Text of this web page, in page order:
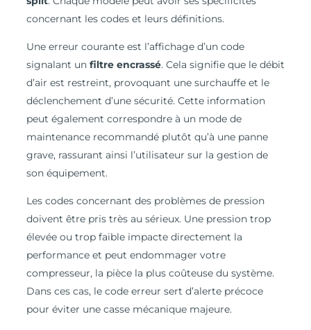
concernant les codes et leurs définitions.
Une erreur courante est l’affichage d’un code
signalant un filtre encrassé. Cela signifie que le débit
d’air est restreint, provoquant une surchauffe et le
déclenchement d’une sécurité. Cette information
peut également correspondre à un mode de
maintenance recommandé plutôt qu’à une panne
grave, rassurant ainsi l’utilisateur sur la gestion de
son équipement.
Les codes concernant des problèmes de pression
doivent être pris très au sérieux. Une pression trop
élevée ou trop faible impacte directement la
performance et peut endommager votre
compresseur, la pièce la plus coûteuse du système.
Dans ces cas, le code erreur sert d’alerte précoce
pour éviter une casse mécanique majeure.